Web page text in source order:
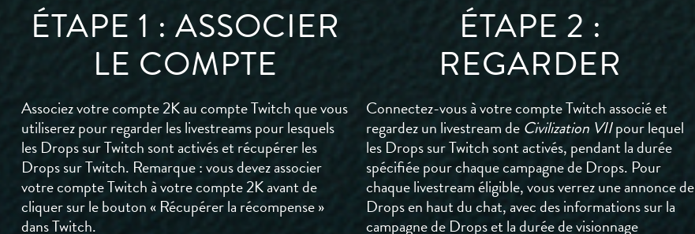
ÉTAPE 1 : ASSOCIER
LE COMPTE
Associez votre compte 2K au compte Twitch que vous
utiliserez pour regarder les livestreams pour lesquels
les Drops sur Twitch sont activés et récupérer les
Drops sur Twitch. Remarque : vous devez associer
votre compte Twitch à votre compte 2K avant de
cliquer sur le bouton « Récupérer la récompense »
dans Twitch.
ÉTAPE 2 :
REGARDER
Connectez-vous à votre compte Twitch associé et
regardez un livestream de Civilization VIIpour lequel
les Drops sur Twitch sont activés, pendant la durée
spécifiée pour chaque campagne de Drops. Pour
chaque livestream éligible, vous verrez une annonce de
Drops en haut du chat, avec des informations sur la
campagne de Drops et la durée de visionnage